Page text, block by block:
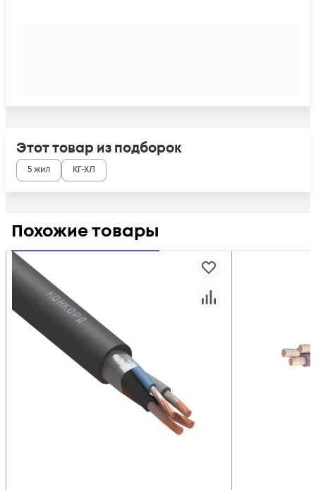
Этот товар из подборок
5 жил КГ-ХЛ
Похожие товары